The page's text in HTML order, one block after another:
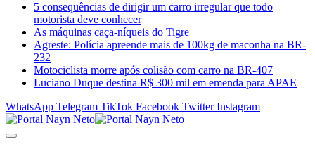
5 consequências de dirigir um carro irregular que todo
motorista deve conhecer
As máquinas caça-níqueis do Tigre
Agreste: Polícia apreende mais de 100kg de maconha na BR-
232
Motociclista morre após colisão com carro na BR-407
Luciano Duque destina R$ 300 mil em emenda para APAE
WhatsApp Telegram TikTok Facebook Twitter Instagram